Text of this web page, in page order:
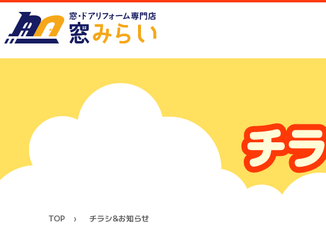
TOP チラシ&お知らせ